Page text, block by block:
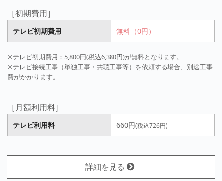
［初期費用］
テレビ初期費用 無料（0円）
※テレビ初期費用：5,800円(税込6,380円)が無料となります。
※テレビ接続工事（単独工事・共聴工事等）を依頼する場合、別途工事
費がかかります。
［月額利用料］
テレビ利用料 660円(税込726円)
詳細を見る